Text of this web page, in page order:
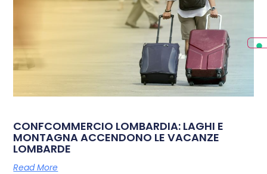
CONFCOMMERCIO LOMBARDIA: LAGHI E
MONTAGNA ACCENDONO LE VACANZE
LOMBARDE
Read More